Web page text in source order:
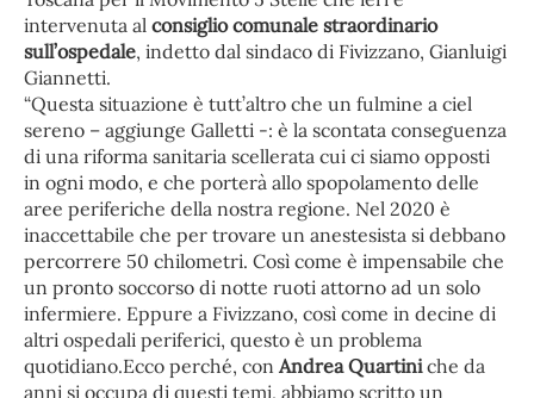
intervenuta al consiglio comunale straordinario
sull’ospedale, indetto dal sindaco di Fivizzano, Gianluigi
Giannetti.
“Questa situazione è tutt’altro che un fulmine a ciel
sereno – aggiunge Galletti -: è la scontata conseguenza
di una riforma sanitaria scellerata cui ci siamo opposti
in ogni modo, e che porterà allo spopolamento delle
aree periferiche della nostra regione. Nel 2020 è
inaccettabile che per trovare un anestesista si debbano
percorrere 50 chilometri. Così come è impensabile che
un pronto soccorso di notte ruoti attorno ad un solo
infermiere. Eppure a Fivizzano, così come in decine di
altri ospedali periferici, questo è un problema
quotidiano.Ecco perché, con Andrea Quartiniche da
anni si occupa di questi temi, abbiamo scritto un